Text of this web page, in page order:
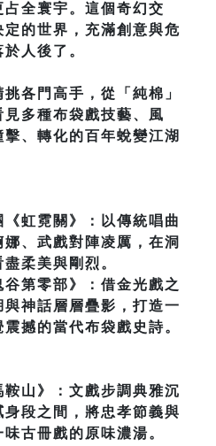
全寰宇。這個奇幻交
的世界，充滿創意與危
人後了。
各門高手，從「純棉」
多種布袋戲技藝、風
、轉化的百年蛻變江湖
《虹霓關》：以傳統唱曲
、武戲對陣凌厲，在洞
柔美與剛烈。
谷第零部》：借金光戲之
神話層層疊影，打造一
撼的當代布袋戲史詩。
鞍山》：文戲步調典雅沉
段之間，將忠孝節義與
古冊戲的原味濃湯。